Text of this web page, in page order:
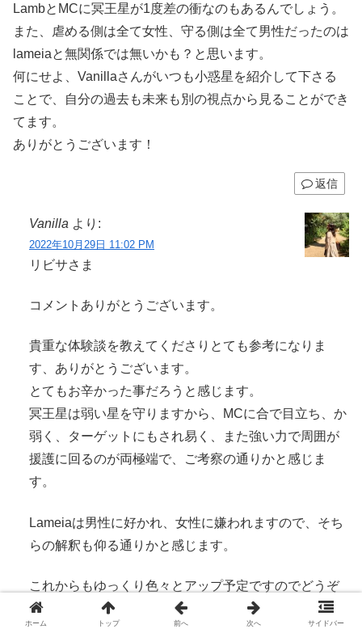
LambとMCに冥王星が1度差の衝なのもあるんでしょう。
また、虐める側は全て女性、守る側は全て男性だったのは
lameiaと無関係では無いかも？と思います。
何にせよ、Vanillaさんがいつも小惑星を紹介して下さる
ことで、自分の過去も未来も別の視点から見ることができ
てます。
ありがとうございます！
返信
Vanilla より:
2022年10月29日 11:02 PM
リビサさま
コメントありがとうございます。
貴重な体験談を教えてくださりとても参考になりま
す、ありがとうございます。
とてもお辛かった事だろうと感じます。
冥王星は弱い星を守りますから、MCに合で目立ち、か
弱く、ターゲットにもされ易く、また強い力で周囲が
援護に回るのが両極端で、ご考察の通りかと感じま
す。
Lameiaは男性に好かれ、女性に嫌われますので、そち
らの解釈も仰る通りかと感じます。
これからもゆっくり色々とアップ予定ですのでどうぞ
今後とも宜しくお願い致します。
ホーム トップ 前へ 次へ サイドバー